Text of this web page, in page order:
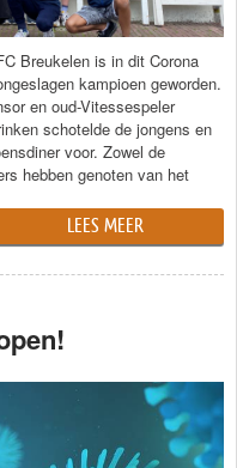
Breukelen is in dit Corona
kampioen geworden.
en oud-Vitessespeler
schotelde de jongens en
voor. Zowel de
hebben genoten van het
LEES MEER